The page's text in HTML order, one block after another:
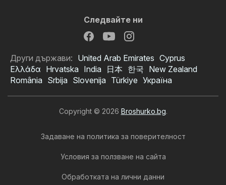
Следвайте ни
Други държави: United Arab Emirates Cyprus
Ελλάδα Hrvatska India 日本 한국 New Zealand
România Srbija Slovenija Türkiye Україна
Copyright © 2026 Broshurko.bg.
Задаване на политика за поверителност
Условия за ползване на сайта
Обработката на лични данни